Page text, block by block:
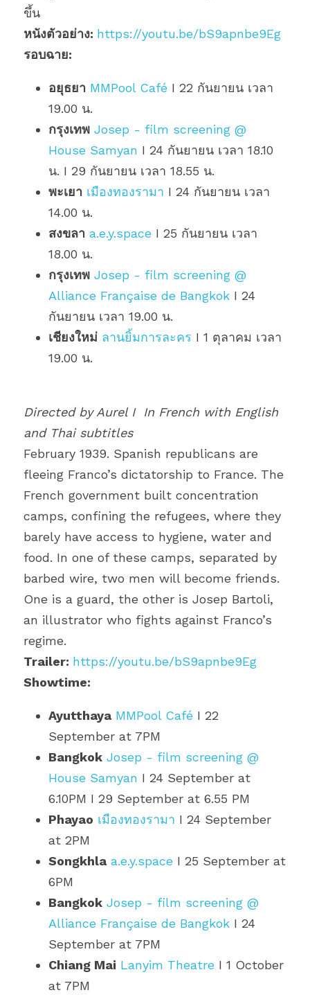
ขึ้น
หนังตัวอย่าง: https://youtu.be/bS9apnbe9Eg
รอบฉาย:
อยุธยา MMPool Café I 22 กันยายน เวลา
19.00 น.
กรุงเทพ Josep - film screening @
House Samyan I 24 กันยายน เวลา 18.10
น. I 29 กันยายน เวลา 18.55 น.
พะเยา เมืองทองรามา I 24 กันยายน เวลา
14.00 น.
สงขลา a.e.y.space I 25 กันยายน เวลา
18.00 น.
กรุงเทพ Josep - film screening @
Alliance Française de Bangkok I 24
กันยายน เวลา 19.00 น.
เชียงใหม่ ลานยิ้มการละคร I 1 ตุลาคม เวลา
19.00 น.
Directed by Aurel I In French with English
and Thai subtitles
February 1939. Spanish republicans are
fleeing Franco’s dictatorship to France. The
French government built concentration
camps, confining the refugees, where they
barely have access to hygiene, water and
food. In one of these camps, separated by
barbed wire, two men will become friends.
One is a guard, the other is Josep Bartoli,
an illustrator who fights against Franco’s
regime.
Trailer: https://youtu.be/bS9apnbe9Eg
Showtime:
Ayutthaya MMPool Café I 22
September at 7PM
Bangkok Josep - film screening @
House Samyan I 24 September at
6.10PM I 29 September at 6.55 PM
Phayao เมืองทองรามา I 24 September
at 2PM
Songkhla a.e.y.space I 25 September at
6PM
Bangkok Josep - film screening @
Alliance Française de Bangkok I 24
September at 7PM
Chiang Mai Lanyim Theatre I 1 October
at 7PM